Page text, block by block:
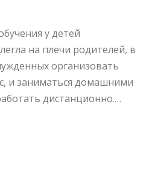
у детей
на плечи родителей, в
организовать
и заниматься домашними
дистанционно.…